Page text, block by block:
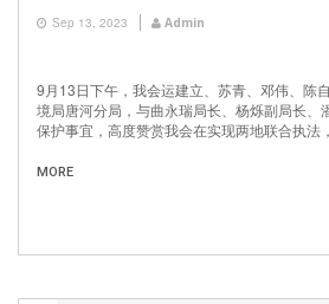
Sep 13, 2023 Admin
9月13日下午，我会运建立、苏青、邓伟、陈
境局唐河分局，与曲永瑞局长、杨烁副局长、
保护事宜，高度赞赏我会在实现两地联合执法
MORE